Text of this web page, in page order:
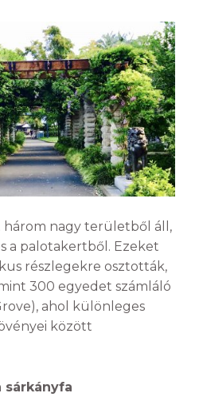
három nagy területből áll,
a palotakertből. Ezeket
részlegekre osztották,
300 egyedet számláló
ahol különleges
között
sárkányfa